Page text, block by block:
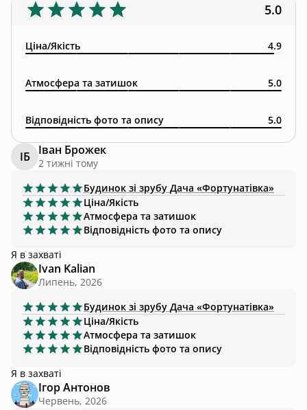
5.0
Ціна/Якість 4.9
Атмосфера та затишок 5.0
Відповідність фото та опису 5.0
ІБ Іван Брожек
2 тижні тому
Будинок зі зрубу Дача «Фортунатівка»
Ціна/Якість
Атмосфера та затишок
Відповідність фото та опису
Я в захваті
Ivan Kalian
Липень, 2026
Будинок зі зрубу Дача «Фортунатівка»
Ціна/Якість
Атмосфера та затишок
Відповідність фото та опису
Я в захваті
Ігор Антонов
Червень, 2026